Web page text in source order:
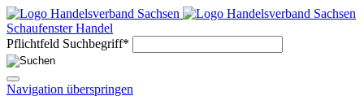
Schaufenster Handel
Pflichtfeld Suchbegriff*
Navigation überspringen